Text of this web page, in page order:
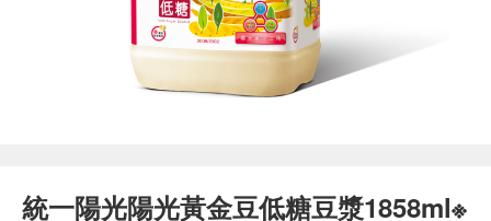
統一陽光陽光黃金豆低糖豆漿1858ml※